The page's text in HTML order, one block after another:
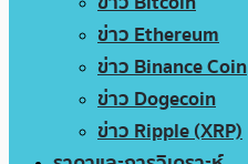
ข่าว Ethereum
ข่าว Binance Coin
ข่าว Dogecoin
ข่าว Ripple (XRP)